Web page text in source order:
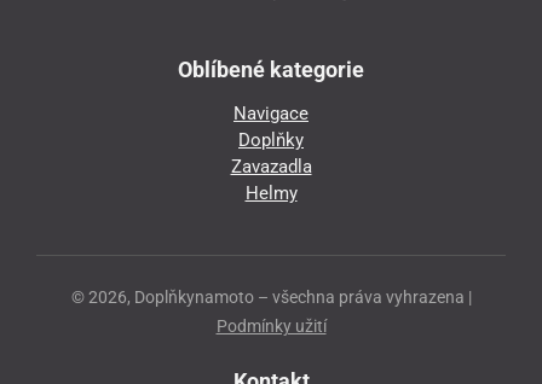
Oblíbené kategorie
Navigace
Doplňky
Zavazadla
Helmy
© 2026, Doplňkynamoto – všechna práva vyhrazena |
Podmínky užití